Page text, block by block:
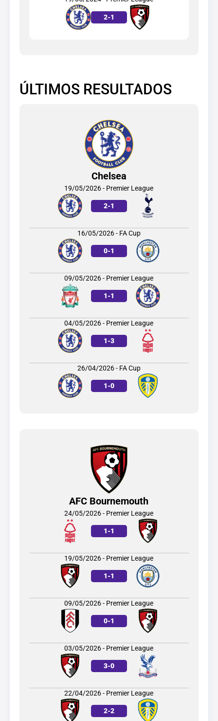
2-1
ÚLTIMOS RESULTADOS
Chelsea
19/05/2026 - Premier League
2-1
16/05/2026 - FA Cup
0-1
09/05/2026 - Premier League
1-1
04/05/2026 - Premier League
1-3
26/04/2026 - FA Cup
1-0
AFC Bournemouth
24/05/2026 - Premier League
1-1
19/05/2026 - Premier League
1-1
09/05/2026 - Premier League
0-1
03/05/2026 - Premier League
3-0
22/04/2026 - Premier League
2-2